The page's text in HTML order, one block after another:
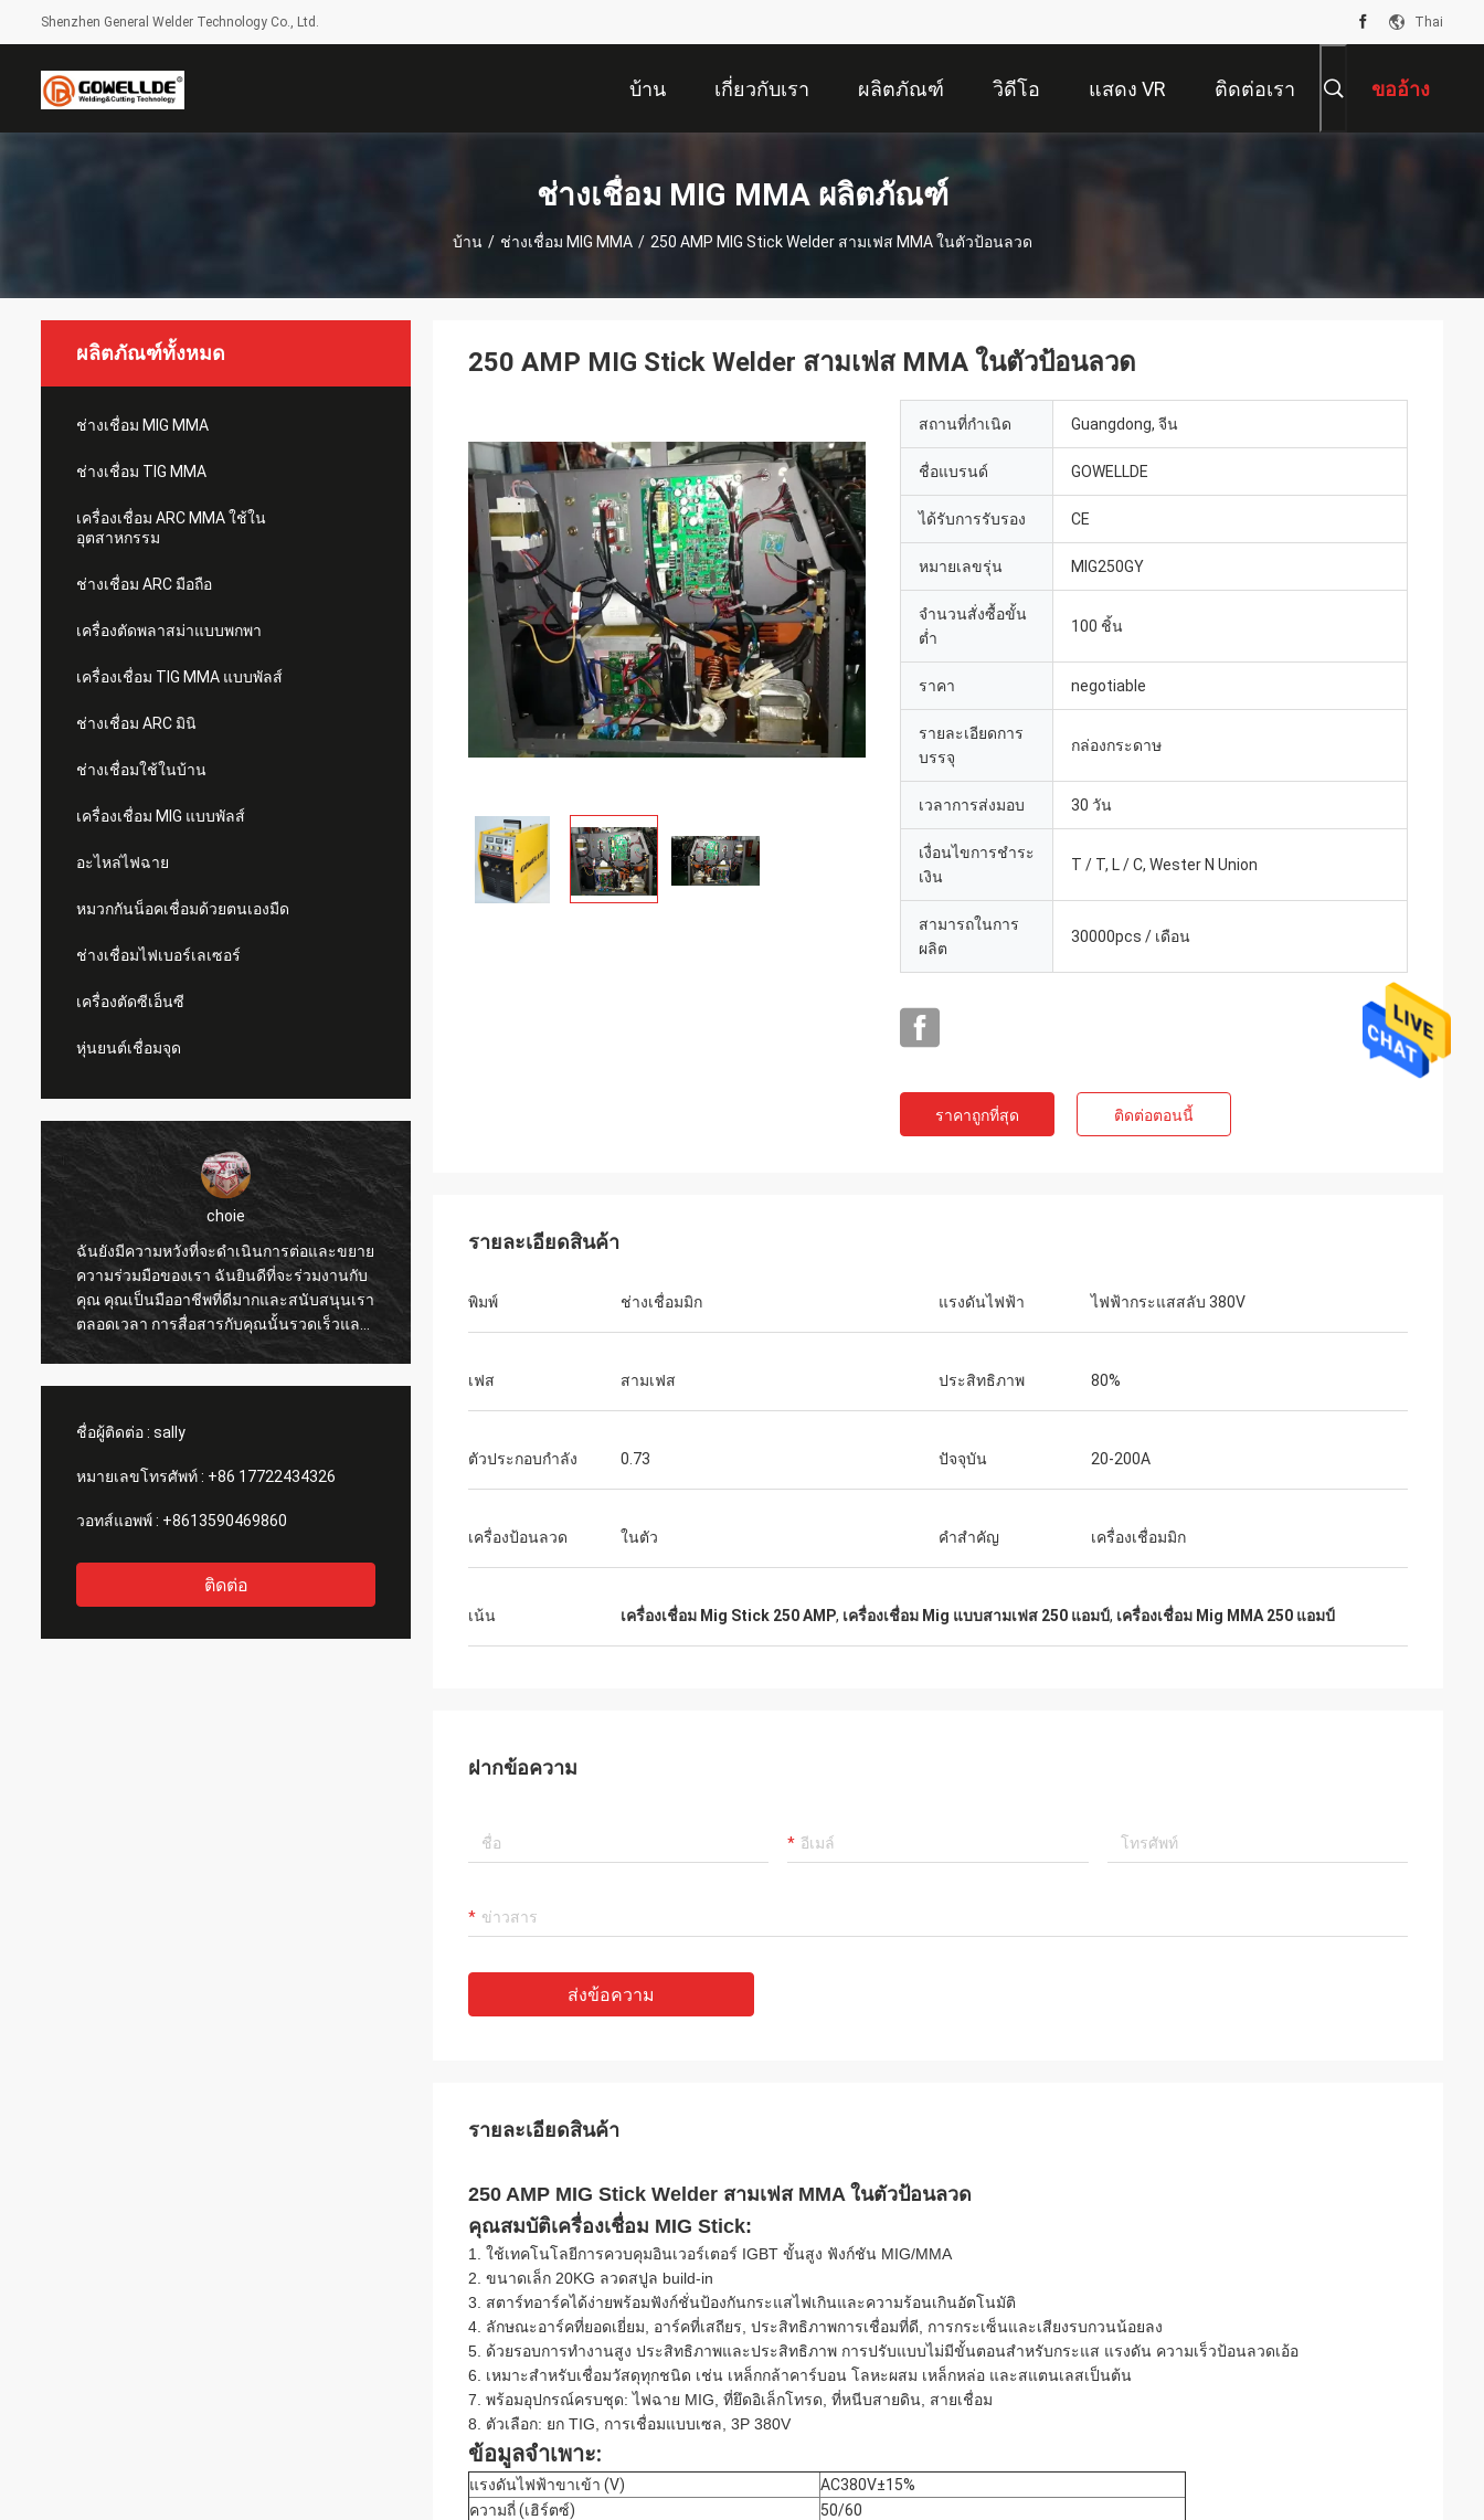
Shenzhen General Welder Technology Co., Ltd. Thai
บ้าน เกี่ยวกับเรา ผลิตภัณฑ์ วิดีโอ แสดง VR ติดต่อเรา ขออ้าง
ช่างเชื่อม MIG MMA ผลิตภัณฑ์
บ้าน / ช่างเชื่อม MIG MMA / 250 AMP MIG Stick Welder สามเฟส MMA ในตัวป้อนลวด
ผลิตภัณฑ์ทั้งหมด
ช่างเชื่อม MIG MMA
ช่างเชื่อม TIG MMA
เครื่องเชื่อม ARC MMA ใช้ใน
อุตสาหกรรม
ช่างเชื่อม ARC มือถือ
เครื่องตัดพลาสม่าแบบพกพา
เครื่องเชื่อม TIG MMA แบบพัลส์
ช่างเชื่อม ARC มินิ
ช่างเชื่อมใช้ในบ้าน
เครื่องเชื่อม MIG แบบพัลส์
อะไหล่ไฟฉาย
หมวกกันน็อคเชื่อมด้วยตนเองมืด
ช่างเชื่อมไฟเบอร์เลเซอร์
เครื่องตัดซีเอ็นซี
หุ่นยนต์เชื่อมจุด
ะดำเนินการต่อและขยาย
า ฉันยินดีที่จะร่วมงานกับ
ที่ดีมากและสนับสนุนเรา
ารกับคุณนั้นรวดเร็วและ
ฉันยินดีที่จะร่วมมือกับคุณ คุณช่วยเรา
ปรับปรุงการแก้ปัญหาสำหรับฉันและลูกค้ารา
ยอื่นๆ ดังนั้นฉันขอขอบคุณคุณจริงๆ และ
ราคาสมเหตุสมผลและแข่งขันได้ เราจะยังคง
สมัครรับข้อมูลผลิตภัณฑ์ของคุณต่อไป
ชื่อผู้ติดต่อ : sally
หมายเลขโทรศัพท์ : +86 17722434326
วอทส์แอพพ์ : +8613590469860
ติดต่อ
250 AMP MIG Stick Welder สามเฟส MMA ในตัวป้อนลวด
สถานที่กำเนิด Guangdong, จีน
ชื่อแบรนด์ GOWELLDE
ได้รับการรับรอง CE
หมายเลขรุ่น MIG250GY
จำนวนสั่งซื้อขั้น
ต่ำ
100 ชิ้น
ราคา negotiable
รายละเอียดการ
บรรจุ
กล่องกระดาษ
เวลาการส่งมอบ 30 วัน
เงื่อนไขการชำระ
เงิน
T / T, L / C, Wester N Union
สามารถในการ
ผลิต
30000pcs / เดือน
ราคาถูกที่สุด ติดต่อตอนนี้
รายละเอียดสินค้า
พิมพ์ ช่างเชื่อมมิก แรงดันไฟฟ้า ไฟฟ้ากระแสสลับ 380V
เฟส สามเฟส ประสิทธิภาพ 80%
ตัวประกอบกำลัง 0.73 ปัจจุบัน 20-200A
เครื่องป้อนลวด ในตัว คำสำคัญ เครื่องเชื่อมมิก
เน้น เครื่องเชื่อม Mig Stick 250 AMP, เครื่องเชื่อม Mig แบบสามเฟส 250 แอมป์, เครื่องเชื่อม Mig MMA 250 แอมป์
ฝากข้อความ
ส่งข้อความ
รายละเอียดสินค้า
250 AMP MIG Stick Welder สามเฟส MMA ในตัวป้อนลวด
คุณสมบัติเครื่องเชื่อม MIG Stick:
1. ใช้เทคโนโลยีการควบคุมอินเวอร์เตอร์ IGBT ขั้นสูง ฟังก์ชัน MIG/MMA
2. ขนาดเล็ก 20KG ลวดสปูล build-in
3. สตาร์ทอาร์คได้ง่ายพร้อมฟังก์ชั่นป้องกันกระแสไฟเกินและความร้อนเกินอัตโนมัติ
4. ลักษณะอาร์คที่ยอดเยี่ยม, อาร์คที่เสถียร, ประสิทธิภาพการเชื่อมที่ดี, การกระเซ็นและเสียงรบกวนน้อยลง
5. ด้วยรอบการทำงานสูง ประสิทธิภาพและประสิทธิภาพ การปรับแบบไม่มีขั้นตอนสำหรับกระแส แรงดัน ความเร็วป้อนลวดเอ้อ
6. เหมาะสำหรับเชื่อมวัสดุทุกชนิด เช่น เหล็กกล้าคาร์บอน โลหะผสม เหล็กหล่อ และสแตนเลสเป็นต้น
7. พร้อมอุปกรณ์ครบชุด: ไฟฉาย MIG, ที่ยึดอิเล็กโทรด, ที่หนีบสายดิน, สายเชื่อม
8. ตัวเลือก: ยก TIG, การเชื่อมแบบเซล, 3P 380V
ข้อมูลจำเพาะ:
แรงดันไฟฟ้าขาเข้า (V)
AC380V±15%
ความถี่ (เฮิร์ตซ์)
50/60